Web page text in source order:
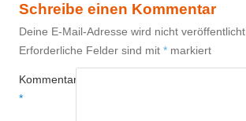
Schreibe einen Kommentar
Deine E-Mail-Adresse wird nicht veröffentlicht.
Erforderliche Felder sind mit * markiert
Kommentar
*